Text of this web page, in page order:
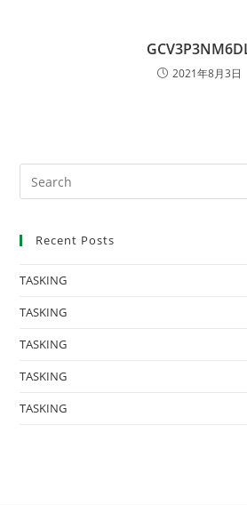
2021年8月3日
Recent Posts
TASKING
TASKING
TASKING
TASKING
TASKING